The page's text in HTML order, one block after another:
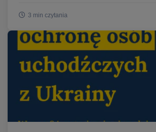
3 min czytania